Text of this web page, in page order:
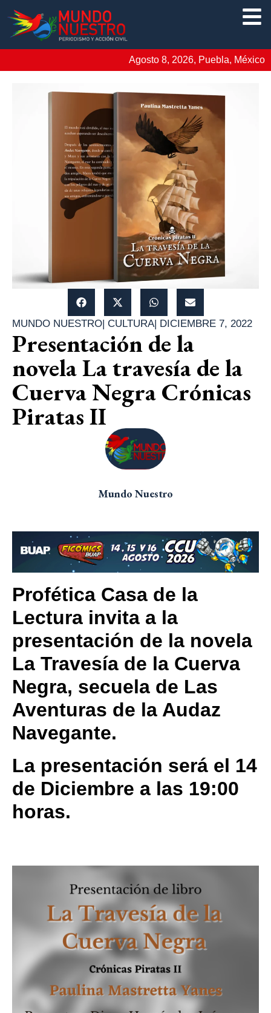
Agosto 8, 2026, Puebla, México
MUNDO NUESTRO CULTURA| DICIEMBRE 7, 2022
Presentación de la
novela La travesía de la
Cuerva Negra Crónicas
Piratas II
Mundo Nuestro
Profética Casa de la
Lectura invita a la
presentación de la novela
La Travesía de la Cuerva
Negra, secuela de Las
Aventuras de la Audaz
Navegante.
La presentación será el 14
de Diciembre a las 19:00
horas.